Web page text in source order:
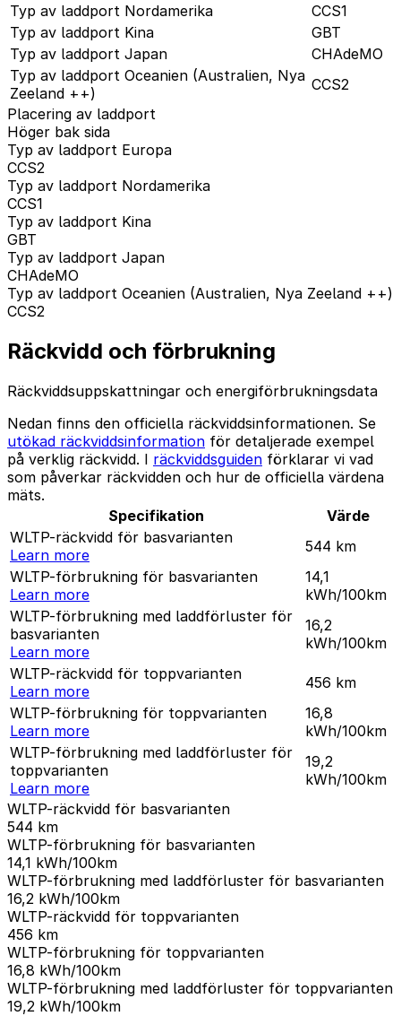
Typ av laddport Nordamerika
CCS1
Typ av laddport Kina
GBT
Typ av laddport Japan
CHAdeMO
Typ av laddport Oceanien (Australien, Nya
Zeeland ++)
CCS2
Placering av laddport
Höger bak sida
Typ av laddport Europa
CCS2
Typ av laddport Nordamerika
CCS1
Typ av laddport Kina
GBT
Typ av laddport Japan
CHAdeMO
Typ av laddport Oceanien (Australien, Nya Zeeland ++)
CCS2
Räckvidd och förbrukning
Räckviddsuppskattningar och energiförbrukningsdata
Nedan finns den officiella räckviddsinformationen. Se
utökad räckviddsinformation för detaljerade exempel
på verklig räckvidd. I räckviddsguiden förklarar vi vad
som påverkar räckvidden och hur de officiella värdena
mäts.
Specifikation
Värde
WLTP-räckvidd för basvarianten
Learn more
544 km
WLTP-förbrukning för basvarianten
Learn more
14,1
kWh/100km
WLTP-förbrukning med laddförluster för
basvarianten
Learn more
16,2
kWh/100km
WLTP-räckvidd för toppvarianten
Learn more
456 km
WLTP-förbrukning för toppvarianten
Learn more
16,8
kWh/100km
WLTP-förbrukning med laddförluster för
toppvarianten
Learn more
19,2
kWh/100km
WLTP-räckvidd för basvarianten
544 km
WLTP-förbrukning för basvarianten
14,1 kWh/100km
WLTP-förbrukning med laddförluster för basvarianten
16,2 kWh/100km
WLTP-räckvidd för toppvarianten
456 km
WLTP-förbrukning för toppvarianten
16,8 kWh/100km
WLTP-förbrukning med laddförluster för toppvarianten
19,2 kWh/100km